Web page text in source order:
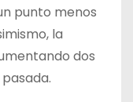
punto menos
la
dos